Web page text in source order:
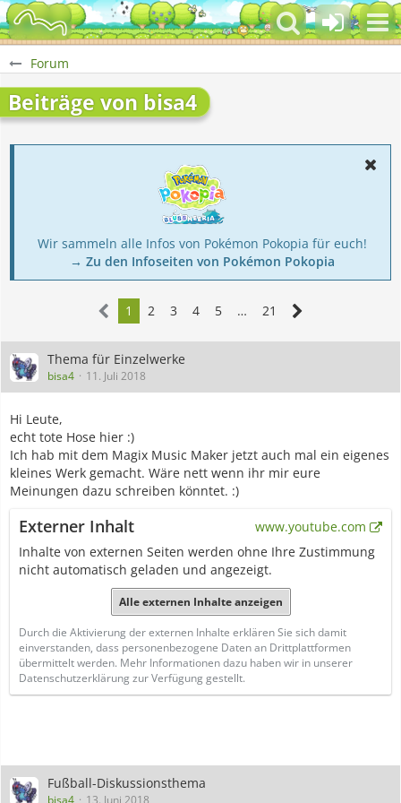
Forum
Beiträge von bisa4
Wir sammeln alle Infos von Pokémon Pokopia für euch!
→ Zu den Infoseiten von Pokémon Pokopia
1 2 3 4 5 … 21
Thema für Einzelwerke
bisa4 11. Juli 2018
Hi Leute,
echt tote Hose hier :)
Ich hab mit dem Magix Music Maker jetzt auch mal ein eigenes
kleines Werk gemacht. Wäre nett wenn ihr mir eure
Meinungen dazu schreiben könntet. :)
Externer Inhalt
www.youtube.com
Inhalte von externen Seiten werden ohne Ihre Zustimmung
nicht automatisch geladen und angezeigt.
Alle externen Inhalte anzeigen
Durch die Aktivierung der externen Inhalte erklären Sie sich damit
einverstanden, dass personenbezogene Daten an Drittplattformen
übermittelt werden. Mehr Informationen dazu haben wir in unserer
Datenschutzerklärung zur Verfügung gestellt.
Fußball-Diskussionsthema
bisa4 13. Juni 2018